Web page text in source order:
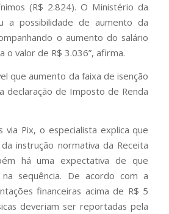
(R$ 2.824). O Ministério da
a possibilidade de aumento da
o aumento do salário
o valor de R$ 3.036”, afirma.
que aumento da faixa de isenção
declaração de Imposto de Renda
via Pix, o especialista explica que
instrução normativa da Receita
há uma expectativa de que
sequência. De acordo com a
financeiras acima de R$ 5
deveriam ser reportadas pela